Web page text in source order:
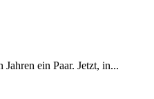
ein Paar. Jetzt, in...